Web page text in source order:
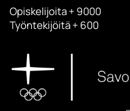
Opiskelijoita + 9000
Työntekijöitä + 600